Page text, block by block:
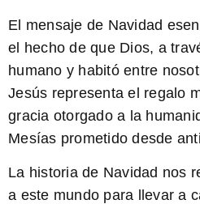
El mensaje de Navidad
el hecho de que Dios, a
humano y habitó entre
Jesús representa el regalo
gracia otorgado a la
Mesías prometido desde
La historia de Navidad nos
a este mundo para llevar a